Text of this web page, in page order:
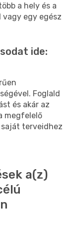
a hely és a
vagy egy egész
ide:
Foglald
és akár az
megfelelő
terveidhez
a(z)